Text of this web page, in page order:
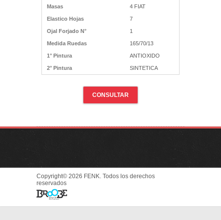
Masas 4 FIAT
Elastico Hojas 7
Ojal Forjado N° 1
Medida Ruedas 165/70/13
1° Pintura ANTIOXIDO
2° Pintura SINTETICA
CONSULTAR
Copyright© 2026 FENK. Todos los derechos
reservados